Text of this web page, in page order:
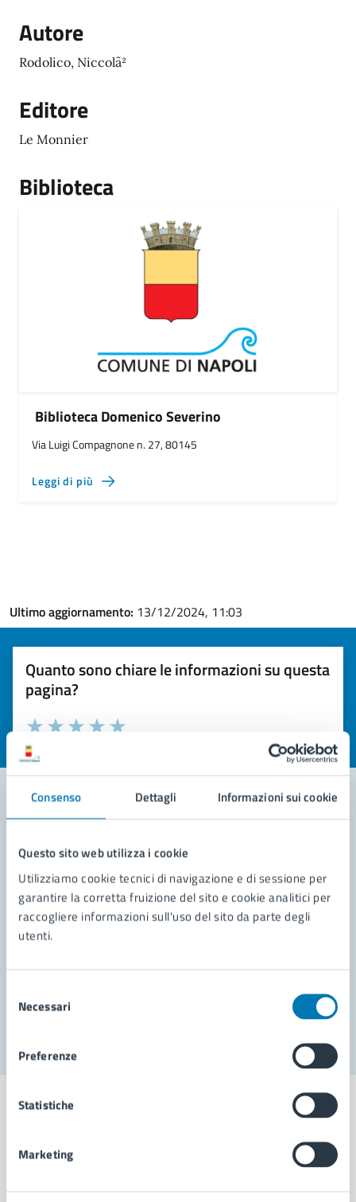
Consenso Dettagli Informazioni sui cookie
Questo sito web utilizza i cookie
Utilizziamo cookie tecnici di navigazione e di sessione per
garantire la corretta fruizione del sito e cookie analitici per
raccogliere informazioni sull'uso del sito da parte degli
utenti.
delNecessari
Preferenze
Statistiche
Marketing
Autore
Rodolico, Niccolã²
Editore
Le Monnier
Biblioteca
Biblioteca Domenico Severino
Via Luigi Compagnone n. 27, 80145
Leggi di più
Ultimo aggiornamento: 13/12/2024, 11:03
Quanto sono chiare le informazioni su questa
pagina?
Valuta la chiarezza delle informazioni (da 1 a 5 stelle)
Seleziona il numero di stelle per valutare la chiarezza delle
Valuta 1 stelle su 5
Richiedi assistenza
Segnala disservizio
Comune di Napoli